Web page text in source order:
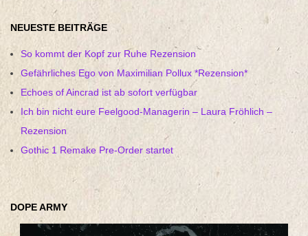
NEUESTE BEITRÄGE
So kommt der Kopf zur Ruhe Rezension
Gefährliches Ego von Maximilian Pollux *Rezension*
Echoes of Aincrad ist ab sofort verfügbar
Ich bin nicht eure Feelgood-Managerin – Laura Fröhlich –
Rezension
Gothic 1 Remake Pre-Order startet
DOPE ARMY